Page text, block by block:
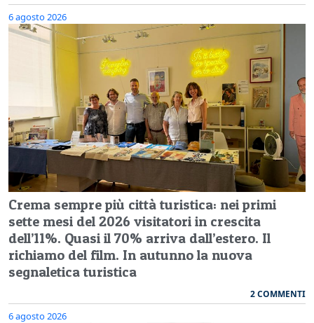
6 agosto 2026
Crema sempre più città turistica: nei primi
sette mesi del 2026 visitatori in crescita
dell’11%. Quasi il 70% arriva dall’estero. Il
richiamo del film. In autunno la nuova
segnaletica turistica
2 COMMENTI
6 agosto 2026